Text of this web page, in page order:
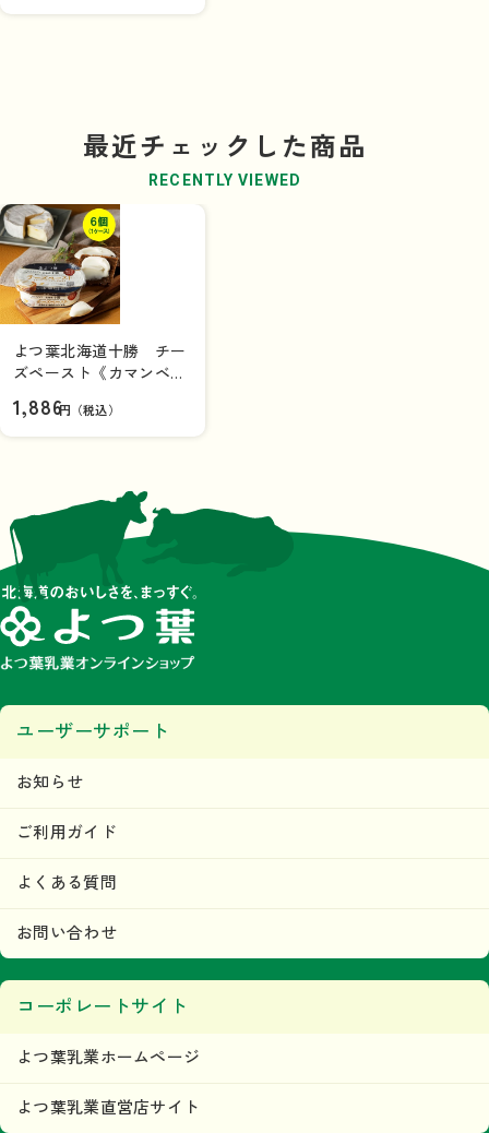
最近チェックした商品
RECENTLY VIEWED
よつ葉北海道十勝 チー
ズペースト《カマンベー
ケース）
1,886円（税込）
ユーザーサポート
お知らせ
ご利用ガイド
よくある質問
お問い合わせ
コーポレートサイト
よつ葉乳業ホームページ
よつ葉乳業直営店サイト